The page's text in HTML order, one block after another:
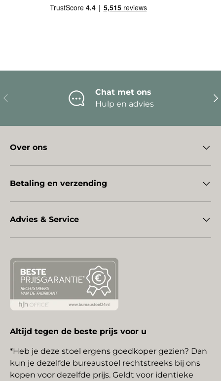
Vorige
Chat met ons
Hulp en advies
Over ons
Betaling en verzending
Advies & Service
Altijd tegen de beste prijs voor u
*Heb je deze stoel ergens goedkoper gezien? Dan
kun je dezelfde bureaustoel rechtstreeks bij ons
kopen voor dezelfde prijs. Geldt voor identieke